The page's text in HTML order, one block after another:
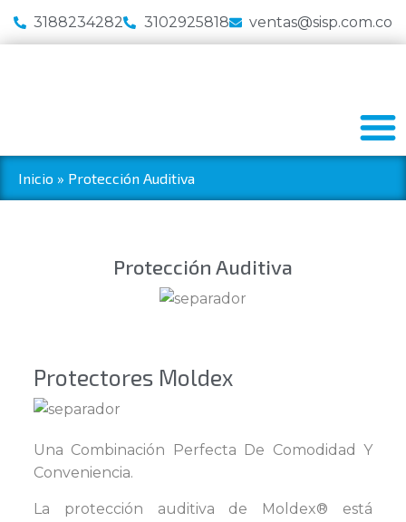
3188234282 3102925818 ventas@sisp.com.co
Inicio » Protección Auditiva
Protección Auditiva
Protectores Moldex
Una Combinación Perfecta De Comodidad Y
Conveniencia.
La protección auditiva de Moldex® está